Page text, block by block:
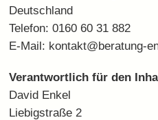
Deutschland
Telefon: 0160 60 31 882
E-Mail: kontakt@beratung-
Verantwortlich für den
David Enkel
Liebigstraße 2